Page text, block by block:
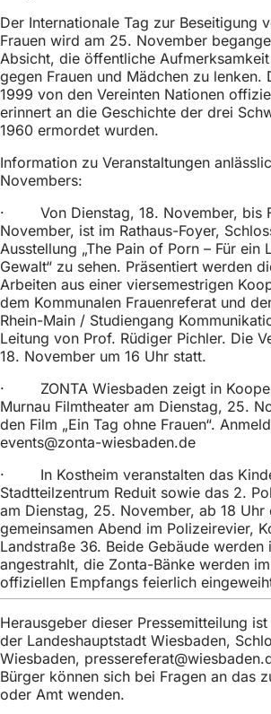
Der Internationale Tag zur Beseitigung
Frauen wird am 25. November
Absicht, die öffentliche
gegen Frauen und Mädchen zu lenken.
1999 von den Vereinten Nationen
erinnert an die Geschichte der drei
1960 ermordet wurden.
Information zu Veranstaltungen
Novembers:
· Von Dienstag, 18. November, bis
November, ist im Rathaus-Foyer,
Ausstellung „The Pain of Porn – Für ein
Gewalt“ zu sehen. Präsentiert werden
Arbeiten aus einer viersemestrigen
dem Kommunalen Frauenreferat und
Rhein-Main / Studiengang
Leitung von Prof. Rüdiger Pichler. Die
18. November um 16 Uhr statt.
· ZONTA Wiesbaden zeigt in
Murnau Filmtheater am Dienstag, 25.
den Film „Ein Tag ohne Frauen“.
events
zonta-wiesbaden de
· In Kostheim veranstalten das
Stadtteilzentrum Reduit sowie das 2.
am Dienstag, 25. November, ab 18 Uhr
gemeinsamen Abend im Polizeirevier,
Landstraße 36. Beide Gebäude werden
angestrahlt, die Zonta-Bänke werden
offiziellen Empfangs feierlich
Herausgeber dieser Pressemitteilung
der Landeshauptstadt Wiesbaden,
Wiesbaden, pressereferat wiesbaden
Bürger können sich bei Fragen an das
oder Amt wenden.